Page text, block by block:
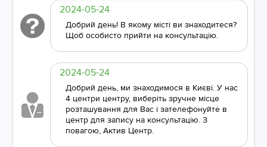
2024-05-24
Добрий день! В якому місті ви знаходитеся?
Щоб особисто прийти на консультацію.
2024-05-24
Добрий день, ми знаходимося в Києві. У нас
4 центри центру, виберіть зручне місце
розташування для Вас і зателефонуйте в
центр для запису на консультацію. З
повагою, Актив Центр.